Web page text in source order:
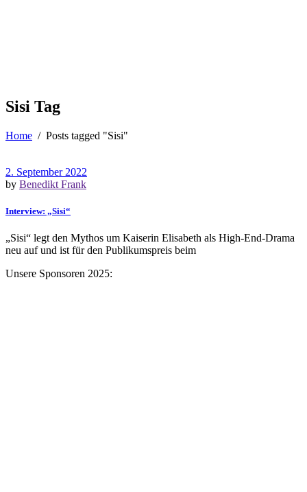
Sisi Tag
Home / Posts tagged "Sisi"
2. September 2022
by Benedikt Frank
Interview: „Sisi“
„Sisi“ legt den Mythos um Kaiserin Elisabeth als High-End-Drama
neu auf und ist für den Publikumspreis beim
Unsere Sponsoren 2025: